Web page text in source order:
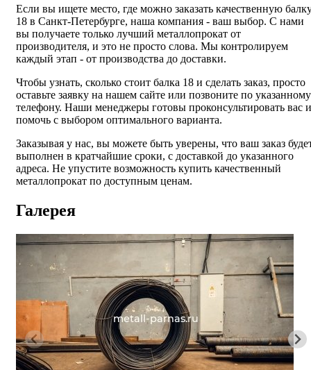
Если вы ищете место, где можно заказать качественную
18 в Санкт-Петербурге, наша компания - ваш выбор. С нами
вы получаете только лучший металлопрокат от
производителя, и это не просто слова. Мы контролируем
каждый этап - от производства до доставки.
Чтобы узнать, сколько стоит балка 18 и сделать заказ, просто
оставьте заявку на нашем сайте или позвоните по указанному
телефону. Наши менеджеры готовы проконсультировать вас и
помочь с выбором оптимального варианта.
Заказывая у нас, вы можете быть уверены, что ваш заказ
выполнен в кратчайшие сроки, с доставкой до указанного
адреса. Не упустите возможность купить качественный
металлопрокат по доступным ценам.
Галерея